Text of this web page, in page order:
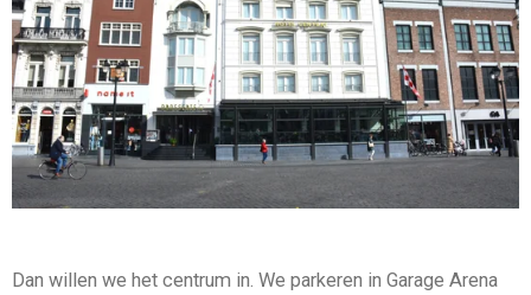
Dan willen we het centrum in. We parkeren in Garage Arena